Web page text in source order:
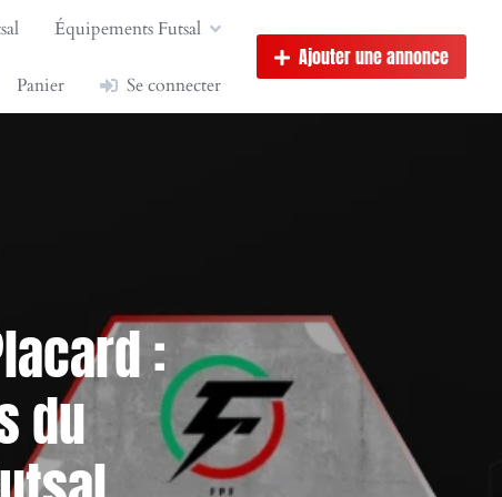
Équipements Futsal
Panier Se connecter
Ajouter une annonce
:
du